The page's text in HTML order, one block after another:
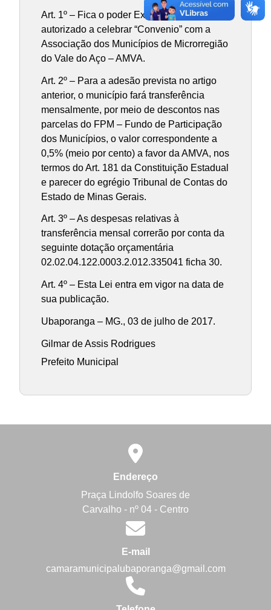
Art. 1º – Fica o poder Executivo Municipal
autorizado a celebrar “Convenio” com a
Associação dos Municípios de Microrregião
do Vale do Aço – AMVA.
Art. 2º – Para a adesão prevista no artigo
anterior, o município fará transferência
mensalmente, por meio de descontos nas
parcelas do FPM – Fundo de Participação
dos Municípios, o valor correspondente a
0,5% (meio por cento) a favor da AMVA, nos
termos do Art. 181 da Constituição Estadual
e parecer do egrégio Tribunal de Contas do
Estado de Minas Gerais.
Art. 3º – As despesas relativas à
transferência mensal correrão por conta da
seguinte dotação orçamentária
02.02.04.122.0003.2.012.335041 ficha 30.
Art. 4º – Esta Lei entra em vigor na data de
sua publicação.
Ubaporanga – MG., 03 de julho de 2017.
Gilmar de Assis Rodrigues
Prefeito Municipal
Endereço
Praça Lindolfo Soares de
Carvalho - nº 04 - Centro
E-mail
camaramunicipalubaporanga@gmail.com